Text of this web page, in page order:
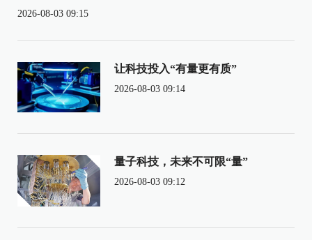
2026-08-03 09:15
让科技投入“有量更有质”
2026-08-03 09:14
量子科技，未来不可限“量”
2026-08-03 09:12